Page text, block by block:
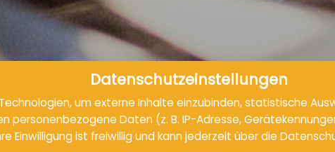
Datenschutzeinstellungen
um externe Inhalte einzubinden, statistische
personenbezogene Daten (z. B. IP-Adresse,
Einwilligung ist freiwillig und kann jederzeit über die